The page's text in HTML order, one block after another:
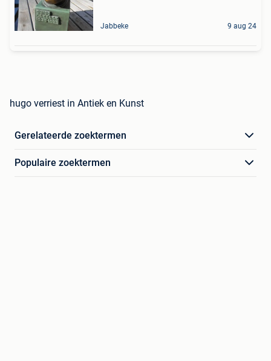
Jabbeke 9 aug 24
hugo verriest in Antiek en Kunst
Gerelateerde zoektermen
Populaire zoektermen